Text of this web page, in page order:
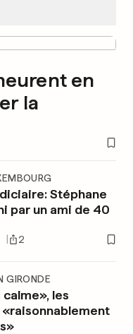
en
la
Stéphane
par un ami de 40
2
GIRONDE
les